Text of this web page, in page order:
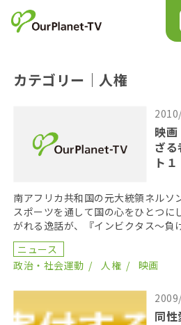
カテゴリー｜人権
映
ざ
ト１
南アフリカ共和国の元大統領ネルソ
スポーツを通して国の心をひとつに
がれる逸話が、『インビクタス～負
になりました 。公開を控え、アム
ニュース
政治・社会運動
人権 映画
同性